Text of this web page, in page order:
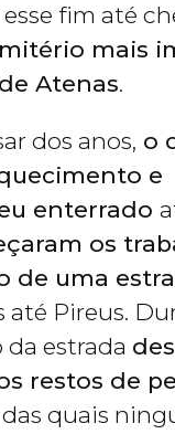
fim até
mais
Atenas.
dos anos, o
e
enterrado
os
de uma
até Pireus.
estrada
restos de
das quais